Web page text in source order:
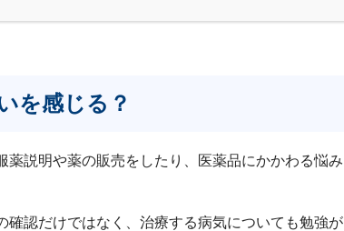
を感じる？
説明や薬の販売をしたり、医薬品にかかわる悩み
認だけではなく、治療する病気についても勉強が